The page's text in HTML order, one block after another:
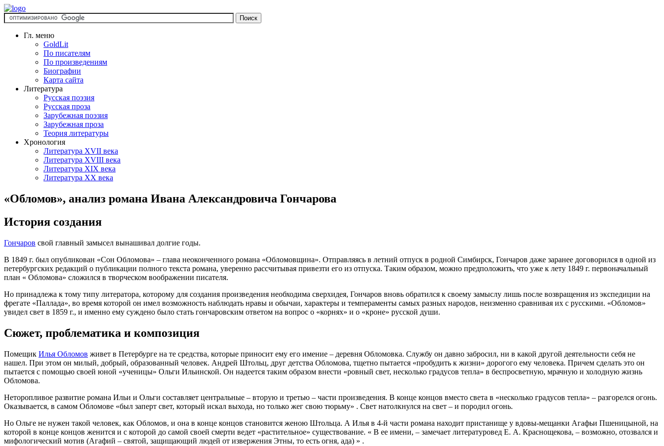
Гл. меню
GoldLit
По писателям
По произведениям
Биографии
Карта сайта
Литература
Русская поэзия
Русская проза
Зарубежная поэзия
Зарубежная проза
Теория литературы
Хронология
Литература XVII века
Литература XVIII века
Литература XIX века
Литература XX века
«Обломов», анализ романа Ивана Александровича Гончарова
История создания
Гончаров свой главный замысел вынашивал долгие годы.
В 1849 г. был опубликован «Сон Обломова» – глава неоконченного романа «Обломовщина». Отправляясь в летний отпуск в родной Симбирск, Гончаров даже заранее договорился в одной из
петербургских редакций о публикации полного текста романа, уверенно рассчитывая привезти его из отпуска. Таким образом, можно предположить, что уже к лету 1849 г. первоначальный
план « Обломова» сложился в творческом воображении писателя.
Но принадлежа к тому типу литератора, которому для создания произведения необходима сверхидея, Гончаров вновь обратился к своему замыслу лишь после возвращения из экспедиции на
фрегате «Паллада», во время которой он имел возможность наблюдать нравы и обычаи, характеры и темпераменты самых разных народов, неизменно сравнивая их с русскими. «Обломов»
увидел свет в 1859 г., и именно ему суждено было стать гончаровским ответом на вопрос о «корнях» и о «кроне» русской души.
Сюжет, проблематика и композиция
Помещик Илья Обломов живет в Петербурге на те средства, которые приносит ему его имение – деревня Обломовка. Службу он давно забросил, ни в какой другой деятельности себя не
нашел. При этом он милый, добрый, образованный человек. Андрей Штольц, друг детства Обломова, тщетно пытается «пробудить к жизни» дорогого ему человека. Причем сделать это он
пытается с помощью своей юной «ученицы» Ольги Ильинской. Он надеется таким образом внести «ровный свет, несколько градусов тепла» в беспросветную, мрачную и холодную жизнь
Обломова.
Неторопливое развитие романа Ильи и Ольги составляет центральные – вторую и третью – части произведения. В конце концов вместо света в «несколько градусов тепла» – разгорелся огонь.
Оказывается, в самом Обломове «был заперт свет, который искал выхода, но только жег свою тюрьму» . Свет натолкнулся на свет – и породил огонь.
Но Ольге не нужен такой человек, как Обломов, и она в конце концов становится женою Штольца. А Илья в 4-й части романа находит пристанище у вдовы-мещанки Агафьи Пшеницыной, на
которой в конце концов женится и с которой до самой своей смерти ведет «растительное» существование. « В ее имени, – замечает литературовед Е. А. Краснощекова, – возможно, отозвался и
мифологический мотив (Агафий – святой, защищающий людей от извержения Этны, то есть огня, ада) » .